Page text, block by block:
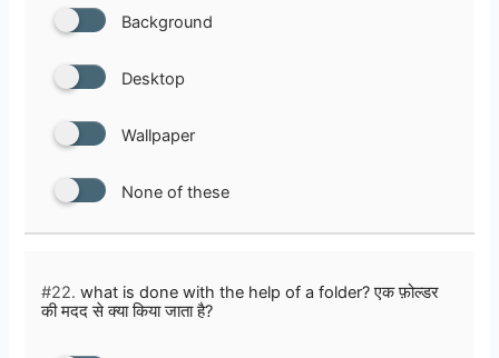
Background
Desktop
Wallpaper
None of these
#22. what is done with the help of a folder? एक फ़ोल्डर
की मदद से क्या किया जाता है?